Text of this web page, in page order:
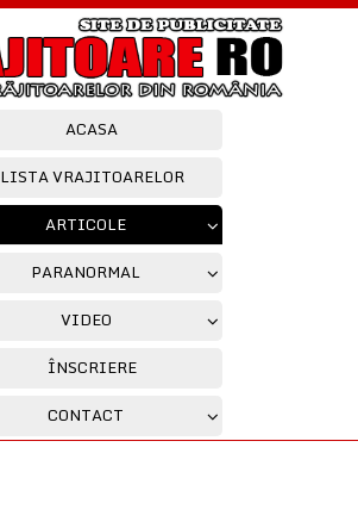
ACASA
LISTA VRAJITOARELOR
ARTICOLE
PARANORMAL
VIDEO
ÎNSCRIERE
CONTACT